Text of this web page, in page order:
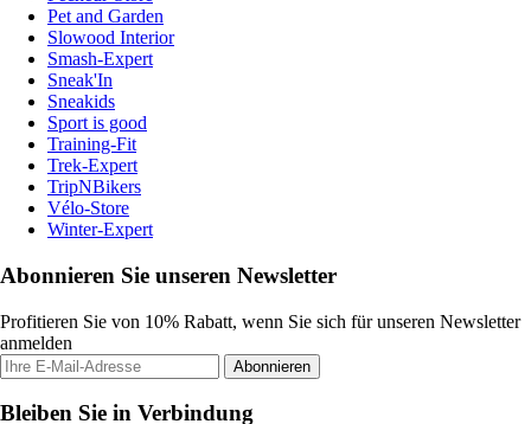
Pet and Garden
Slowood Interior
Smash-Expert
Sneak'In
Sneakids
Sport is good
Training-Fit
Trek-Expert
TripNBikers
Vélo-Store
Winter-Expert
Abonnieren Sie unseren Newsletter
Profitieren Sie von 10% Rabatt, wenn Sie sich für unseren Newsletter
anmelden
Abonnieren
Bleiben Sie in Verbindung